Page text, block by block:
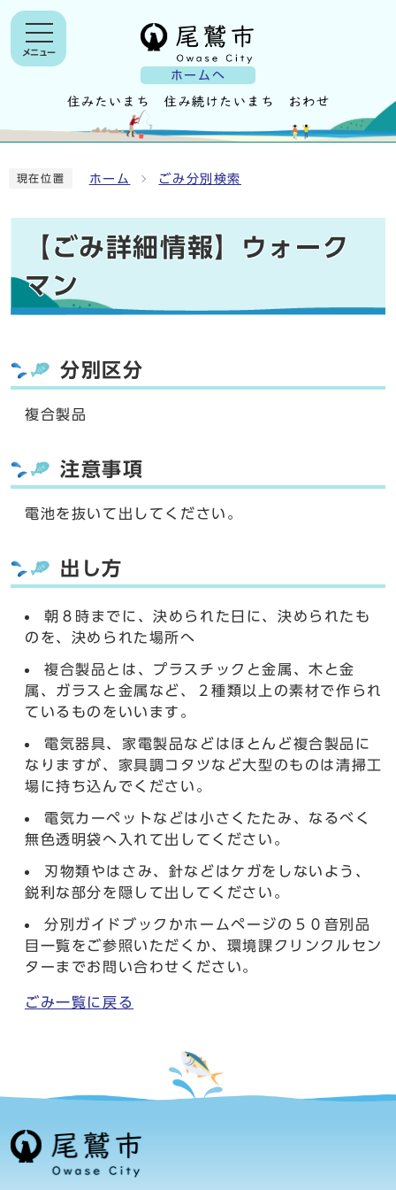
ホームへ
メニュー
現在位置 ホーム ごみ分別検索
【ごみ詳細情報】ウォーク
マン
分別区分
複合製品
注意事項
電池を抜いて出してください。
出し方
朝８時までに、決められた日に、決められたも
のを、決められた場所へ
複合製品とは、プラスチックと金属、木と金
属、ガラスと金属など、２種類以上の素材で作られ
ているものをいいます。
電気器具、家電製品などはほとんど複合製品に
なりますが、家具調コタツなど大型のものは清掃工
場に持ち込んでください。
電気カーペットなどは小さくたたみ、なるべく
無色透明袋へ入れて出してください。
刃物類やはさみ、針などはケガをしないよう、
鋭利な部分を隠して出してください。
分別ガイドブックかホームページの５０音別品
目一覧をご参照いただくか、環境課クリンクルセン
ターまでお問い合わせください。
ごみ一覧に戻る